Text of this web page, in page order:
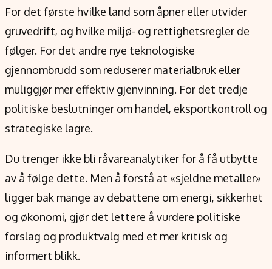
For det første hvilke land som åpner eller utvider
gruvedrift, og hvilke miljø- og rettighetsregler de
følger. For det andre nye teknologiske
gjennombrudd som reduserer materialbruk eller
muliggjør mer effektiv gjenvinning. For det tredje
politiske beslutninger om handel, eksportkontroll og
strategiske lagre.
Du trenger ikke bli råvareanalytiker for å få utbytte
av å følge dette. Men å forstå at «sjeldne metaller»
ligger bak mange av debattene om energi, sikkerhet
og økonomi, gjør det lettere å vurdere politiske
forslag og produktvalg med et mer kritisk og
informert blikk.